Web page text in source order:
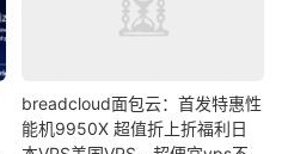
breadcloud面包云：首发特惠性
能机9950X 超值折上折福利日